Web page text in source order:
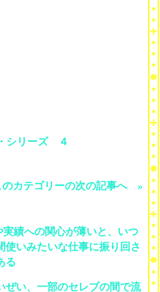
シリーズ ４
のカテゴリーの次の記事へ »
績への関心が薄いと、いつ
いみたいな仕事に振り回さ
る
ぜい、一部のセレブの間で流